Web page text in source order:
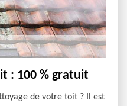
: 100 % gratuit
de votre toit ? Il est